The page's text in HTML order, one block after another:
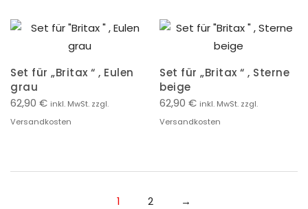
Set für „Britax “ , Eulen
grau
62,90 € inkl. MwSt. zzgl.
Versandkosten
Set für „Britax “ , Sterne
beige
62,90 € inkl. MwSt. zzgl.
Versandkosten
1 2 →